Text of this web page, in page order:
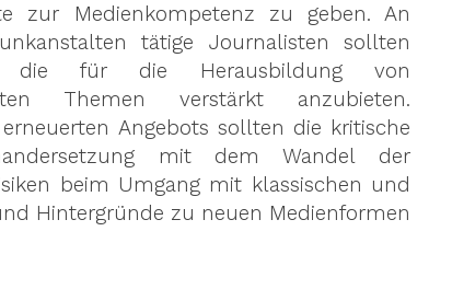
zur Medienkompetenz zu geben. An
tätige Journalisten sollten
die für die Herausbildung von
Themen verstärkt anzubieten.
Angebots sollten die kritische
mit dem Wandel der
beim Umgang mit klassischen und
Hintergründe zu neuen Medienformen